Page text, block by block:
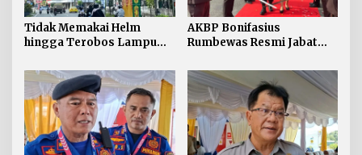
Tidak Memakai Helm
hingga Terobos Lampu
Pelanggaran ETLE di
Tarakan
AKBP Bonifasius
Rumbewas Resmi Jabat
Tegaskan Pelanggaran
Personel Diproses Tanpa
Toleransi